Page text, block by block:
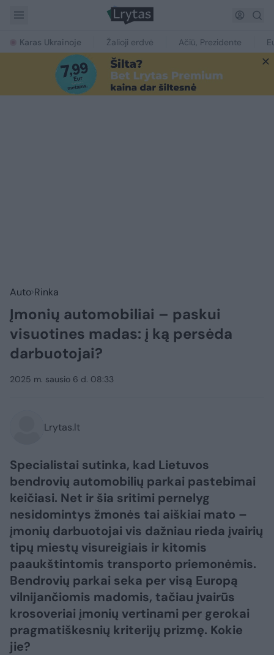
Karas Ukrainoje Žalioji erdvė Ačiū, Prezidente
Auto Rinka
Įmonių automobiliai – paskui
visuotines madas: į ką persėda
darbuotojai?
2025 m. sausio 6 d. 08:33
Lrytas.lt
Specialistai sutinka, kad Lietuvos
bendrovių automobilių parkai pastebimai
keičiasi. Net ir šia sritimi pernelyg
nesidomintys žmonės tai aiškiai mato –
įmonių darbuotojai vis dažniau rieda įvairių
tipų miestų visureigiais ir kitomis
paaukštintomis transporto priemonėmis.
Bendrovių parkai seka per visą Europą
vilnijančiomis madomis, tačiau įvairūs
krosoveriai įmonių vertinami per gerokai
pragmatiškesnių kriterijų prizmę. Kokie
jie?